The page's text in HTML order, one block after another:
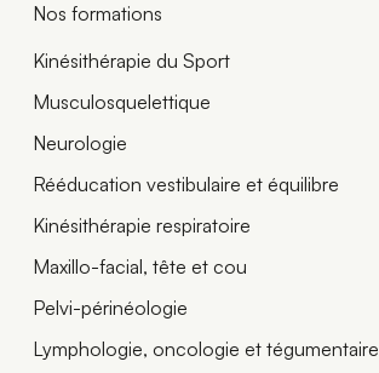
Nos formations
Kinésithérapie du Sport
Musculosquelettique
Neurologie
Rééducation vestibulaire et équilibre
Kinésithérapie respiratoire
Maxillo-facial, tête et cou
Pelvi-périnéologie
Lymphologie, oncologie et tégumentaire